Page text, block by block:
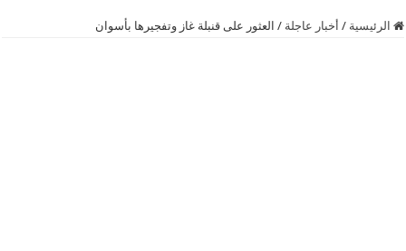
الرئيسية / أخبار عاجلة / العثور على قنبلة غاز وتفجيرها بأسوان